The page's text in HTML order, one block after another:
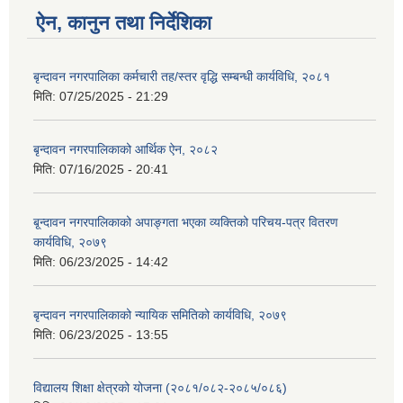
ऐन, कानुन तथा निर्देशिका
बृन्दावन नगरपालिका कर्मचारी तह/स्तर वृद्धि सम्बन्धी कार्यविधि, २०८१
मिति: 07/25/2025 - 21:29
बृन्दावन नगरपालिकाको आर्थिक ऐन, २०८२
मिति: 07/16/2025 - 20:41
बृ्न्दावन नगरपालिकाको अपाङ्गता भएका व्यक्तिको परिचय-पत्र वितरण
कार्यविधि, २०७९
मिति: 06/23/2025 - 14:42
बृन्दावन नगरपालिकाको न्यायिक समितिको कार्यविधि, २०७९
मिति: 06/23/2025 - 13:55
विद्यालय शिक्षा क्षेत्रको योजना (२०८१/०८२-२०८५/०८६)